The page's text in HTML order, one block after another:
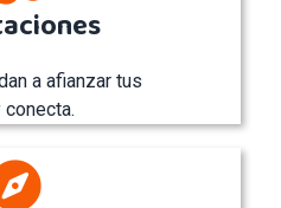
a afianzar tus